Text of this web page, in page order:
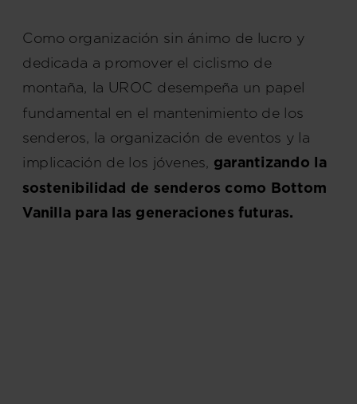
States.
Como organización sin ánimo de lucro y
dedicada a promover el ciclismo de
montaña, la UROC desempeña un papel
fundamental en el mantenimiento de los
senderos, la organización de eventos y la
implicación de los jóvenes, garantizando la
sostenibilidad de senderos como Bottom
Vanilla para las generaciones futuras.